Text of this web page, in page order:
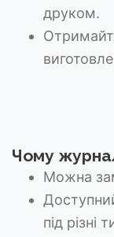
друком.
Чому
Можна
під різні